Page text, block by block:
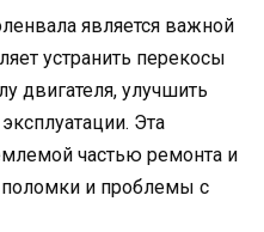
является важной
устранить перекосы
двигателя, улучшить
Эта
частью ремонта и
и проблемы с